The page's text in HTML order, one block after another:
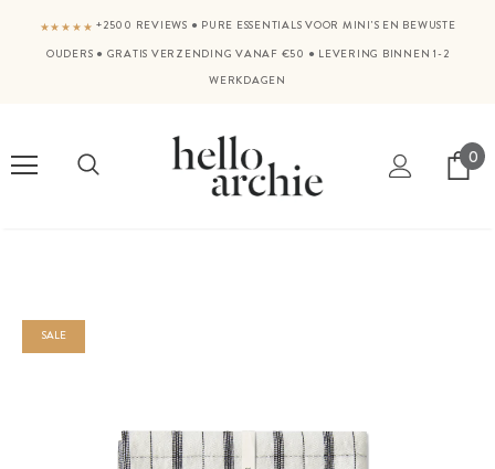
★★★★★ +2500 REVIEWS ● PURE ESSENTIALS VOOR MINI'S EN BEWUSTE
OUDERS ● GRATIS VERZENDING VANAF €50 ● LEVERING BINNEN 1-2
WERKDAGEN
0
SALE